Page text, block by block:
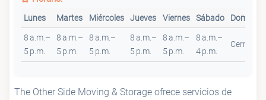
Lunes Martes Miércoles Jueves Viernes Sábado Domingo
8 a.m.–
5 p.m.
8 a.m.–
5 p.m.
8 a.m.–
5 p.m.
8 a.m.–
5 p.m.
8 a.m.–
5 p.m.
8 a.m.–
4 p.m.
Cerrado
The Other Side Moving & Storage ofrece servicios de